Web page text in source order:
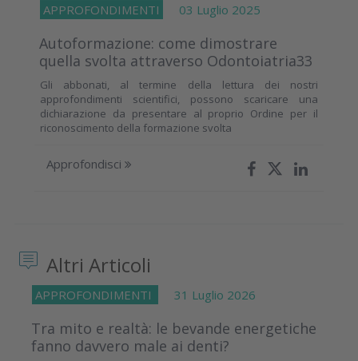
APPROFONDIMENTI 03 Luglio 2025
Autoformazione: come dimostrare
quella svolta attraverso Odontoiatria33
Gli abbonati, al termine della lettura dei nostri
approfondimenti scientifici, possono scaricare una
dichiarazione da presentare al proprio Ordine per il
riconoscimento della formazione svolta
Approfondisci
Altri Articoli
APPROFONDIMENTI 31 Luglio 2026
Tra mito e realtà: le bevande energetiche
fanno davvero male ai denti?